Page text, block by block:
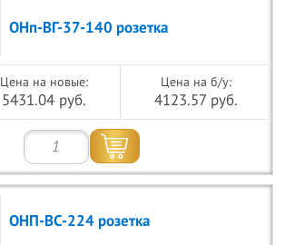
ОНп-ВГ-37-140 розетка
Цена на новые:
5431.04 руб.
Цена на б/у:
4123.57 руб.
ОНП-ВС-224 розетка